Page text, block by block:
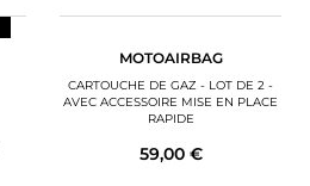
MOTOAIRBAG
CARTOUCHE DE GAZ - LOT DE 2 -
AVEC ACCESSOIRE MISE EN PLACE
RAPIDE
59,00 €